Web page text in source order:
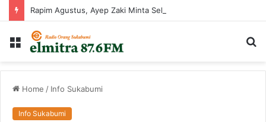
Menu
Home / Info Sukabumi
Info Sukabumi